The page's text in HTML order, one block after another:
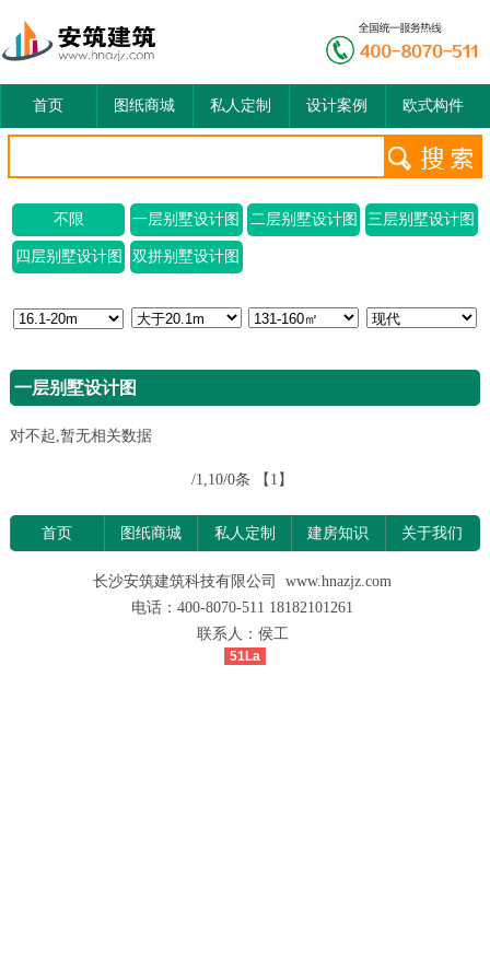
首页 图纸商城 私人定制 设计案例 欧式构件
不限 一层别墅设计图 二层别墅设计图 三层别墅设计图
四层别墅设计图 双拼别墅设计图
一层别墅设计图
对不起,暂无相关数据
/1,10/0条 【1】
首页 图纸商城 私人定制 建房知识 关于我们
长沙安筑建筑科技有限公司 www.hnazjz.com
电话：400-8070-511 18182101261
联系人：侯工
51La